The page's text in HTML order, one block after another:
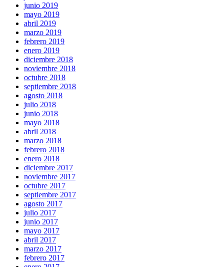
junio 2019
mayo 2019
abril 2019
marzo 2019
febrero 2019
enero 2019
diciembre 2018
noviembre 2018
octubre 2018
septiembre 2018
agosto 2018
julio 2018
junio 2018
mayo 2018
abril 2018
marzo 2018
febrero 2018
enero 2018
diciembre 2017
noviembre 2017
octubre 2017
septiembre 2017
agosto 2017
julio 2017
junio 2017
mayo 2017
abril 2017
marzo 2017
febrero 2017